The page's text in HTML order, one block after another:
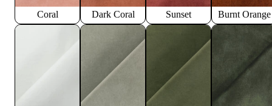
Coral Dark Coral Sunset Burnt Orange